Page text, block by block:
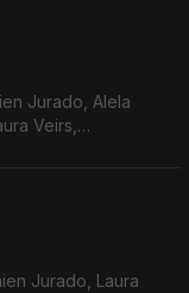
Jurado, Alela
Veirs,
Jurado, Laura